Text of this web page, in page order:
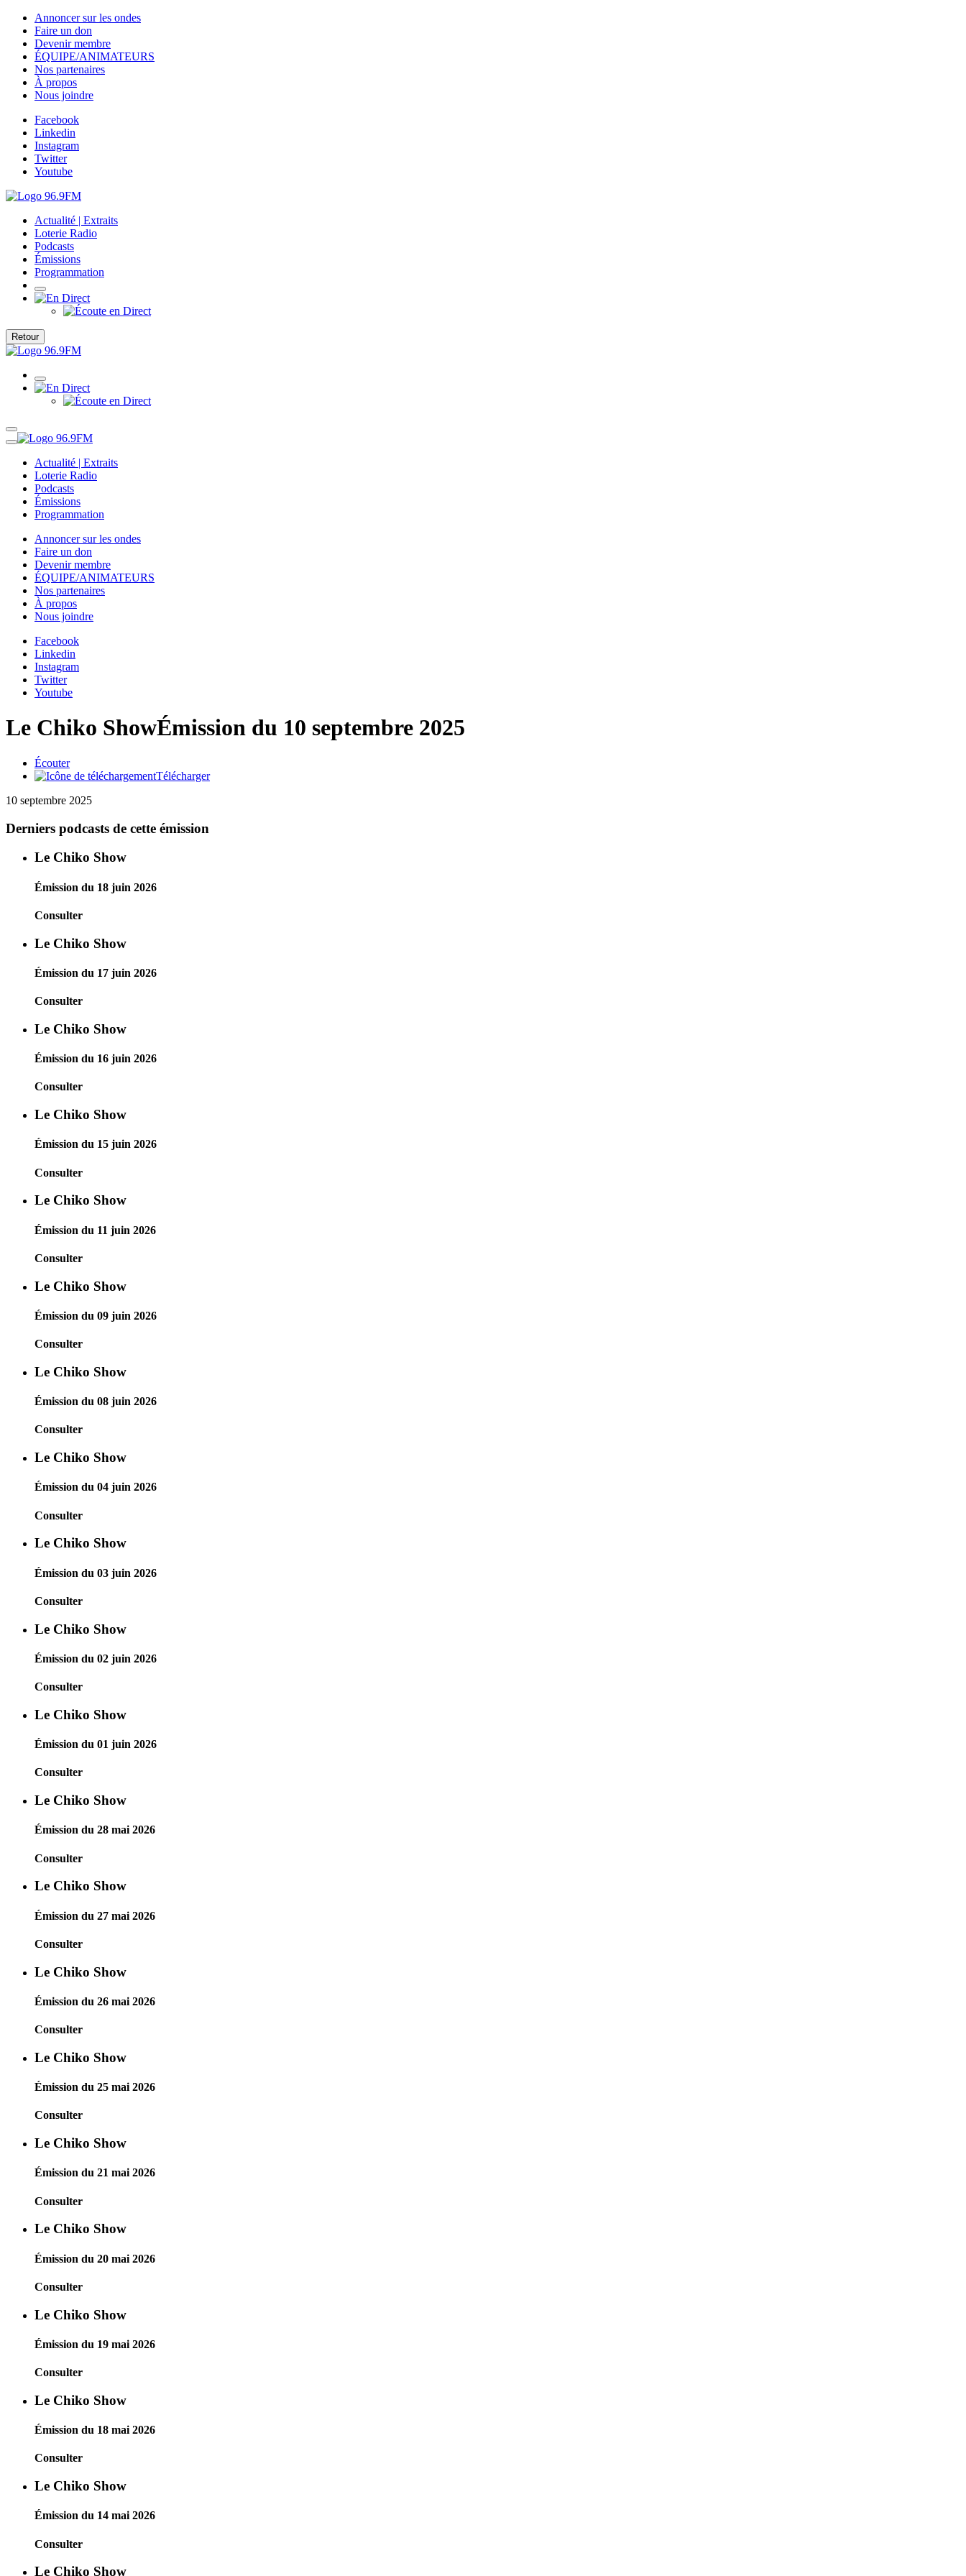
Annoncer sur les ondes
Faire un don
Devenir membre
ÉQUIPE/ANIMATEURS
Nos partenaires
À propos
Nous joindre
Facebook
Linkedin
Instagram
Twitter
Youtube
Actualité | Extraits
Loterie Radio
Podcasts
Émissions
Programmation
Retour
Actualité | Extraits
Loterie Radio
Podcasts
Émissions
Programmation
Annoncer sur les ondes
Faire un don
Devenir membre
ÉQUIPE/ANIMATEURS
Nos partenaires
À propos
Nous joindre
Facebook
Linkedin
Instagram
Twitter
Youtube
Le Chiko ShowÉmission du 10 septembre 2025
Écouter
Télécharger
10 septembre 2025
Derniers podcasts de cette émission
Le Chiko Show
Émission du 18 juin 2026
Consulter
Le Chiko Show
Émission du 17 juin 2026
Consulter
Le Chiko Show
Émission du 16 juin 2026
Consulter
Le Chiko Show
Émission du 15 juin 2026
Consulter
Le Chiko Show
Émission du 11 juin 2026
Consulter
Le Chiko Show
Émission du 09 juin 2026
Consulter
Le Chiko Show
Émission du 08 juin 2026
Consulter
Le Chiko Show
Émission du 04 juin 2026
Consulter
Le Chiko Show
Émission du 03 juin 2026
Consulter
Le Chiko Show
Émission du 02 juin 2026
Consulter
Le Chiko Show
Émission du 01 juin 2026
Consulter
Le Chiko Show
Émission du 28 mai 2026
Consulter
Le Chiko Show
Émission du 27 mai 2026
Consulter
Le Chiko Show
Émission du 26 mai 2026
Consulter
Le Chiko Show
Émission du 25 mai 2026
Consulter
Le Chiko Show
Émission du 21 mai 2026
Consulter
Le Chiko Show
Émission du 20 mai 2026
Consulter
Le Chiko Show
Émission du 19 mai 2026
Consulter
Le Chiko Show
Émission du 18 mai 2026
Consulter
Le Chiko Show
Émission du 14 mai 2026
Consulter
Le Chiko Show